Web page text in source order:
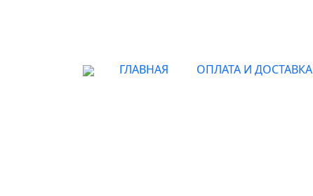
ГЛАВНАЯ ОПЛАТА И ДОСТАВКА